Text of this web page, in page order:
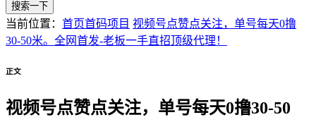
搜索一下
当前位置： 首页首码项目 视频号点赞点关注，单号每天0撸
30-50米。全网首发-老板一手直招顶级代理！
正文
视频号点赞点关注，单号每天0撸30-50